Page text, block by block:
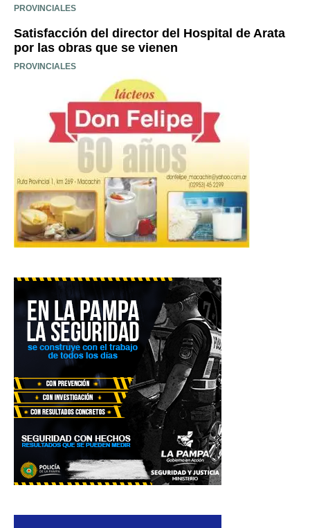
PROVINCIALES
Satisfacción del director del Hospital de Arata
por las obras que se vienen
PROVINCIALES